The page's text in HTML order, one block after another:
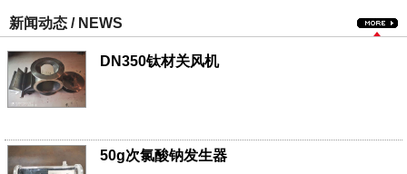
新闻动态 / NEWS
DN350钛材关风机
50g次氯酸钠发生器